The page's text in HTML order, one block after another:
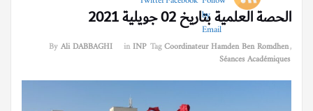
الحصة العلمية بتاريخ 02 جويلية 2021
ByAli DABBAGHI inINP TagCoordinateur Hamden Ben Romdhen,
Séances Académiques